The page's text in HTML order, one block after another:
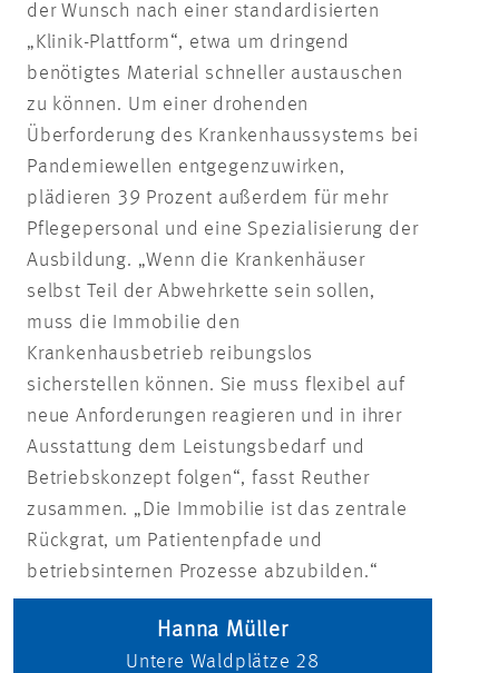
der Wunsch nach einer standardisierten
„Klinik-Plattform“, etwa um dringend
benötigtes Material schneller austauschen
zu können. Um einer drohenden
Überforderung des Krankenhaussystems bei
Pandemiewellen entgegenzuwirken,
plädieren 39 Prozent außerdem für mehr
Pflegepersonal und eine Spezialisierung der
Ausbildung. „Wenn die Krankenhäuser
selbst Teil der Abwehrkette sein sollen,
muss die Immobilie den
Krankenhausbetrieb reibungslos
sicherstellen können. Sie muss flexibel auf
neue Anforderungen reagieren und in ihrer
Ausstattung dem Leistungsbedarf und
Betriebskonzept folgen“, fasst Reuther
zusammen. „Die Immobilie ist das zentrale
Rückgrat, um Patientenpfade und
betriebsinternen Prozesse abzubilden.“
Hanna Müller
Untere Waldplätze 28